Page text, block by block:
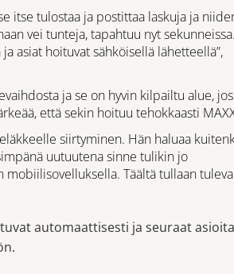
itse tulostaa ja postittaa laskuja ja
vei tunteja, tapahtuu nyt sekunneissa.
asiat hoituvat sähköisellä lähetteellä”,
ja se on hyvin kilpailtu alue,
että sekin hoituu tehokkaasti
siirtyminen. Hän haluaa
uutuutena sinne tulikin jo
Täältä tullaan
automaattisesti ja seuraat asioita